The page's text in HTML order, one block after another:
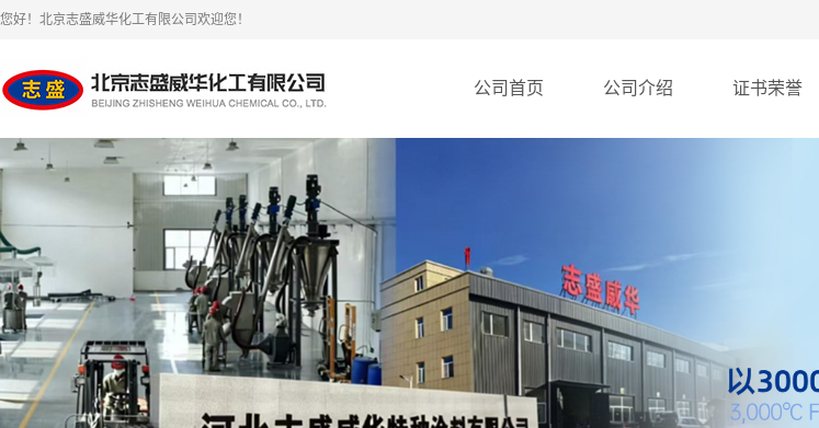
您好！北京志盛威华化工有限公司欢迎您！
公司首页 公司介绍 证书荣誉